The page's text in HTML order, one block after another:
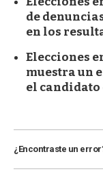
de
en los
Elecciones
muestra un
el
¿Encontraste un